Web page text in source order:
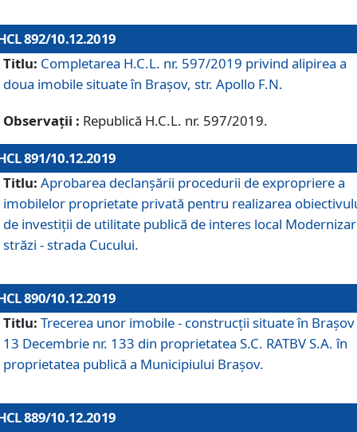
892/10.12.2019
Titlu: Completarea H.C.L. nr. 597/2019 privind alipirea a
doua imobile situate în Brașov, str. Apollo F.N.
Observații : Republică H.C.L. nr. 597/2019.
891/10.12.2019
Titlu: Aprobarea declanșării procedurii de expropriere a
imobilelor proprietate privată pentru realizarea
de investiții de utilitate publică de interes local
străzi - strada Cucului.
890/10.12.2019
Titlu: Trecerea unor imobile - construcții situate în Brașov
13 Decembrie nr. 133 din proprietatea S.C. RATBV S.A. în
proprietatea publică a Municipiului Brașov.
889/10.12.2019